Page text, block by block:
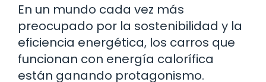
En un mundo cada vez más
preocupado por la sostenibilidad y la
eficiencia energética, los carros que
funcionan con energía calorífica
están ganando protagonismo.